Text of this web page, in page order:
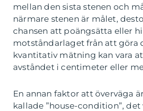
mellan den sista stenen och
närmare stenen är målet,
chansen att poängsätta eller
motståndarlaget från att göra
kvantitativ mätning kan vara
avståndet i centimeter eller
En annan faktor att överväga
kallade ”house-condition”, det